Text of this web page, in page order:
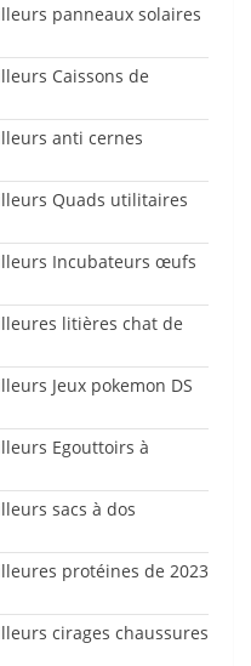
panneaux solaires
Caissons de
anti cernes
Quads utilitaires
Incubateurs œufs
litières chat de
Jeux pokemon DS
Egouttoirs à
sacs à dos
protéines de 2023
cirages chaussures